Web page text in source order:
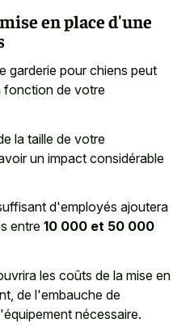
en place d'une
garderie pour chiens peut
fonction de votre
la taille de votre
un impact considérable
d'employés ajoutera
entre 10 000 et 50 000
les coûts de la mise en
de l'embauche de
nécessaire.